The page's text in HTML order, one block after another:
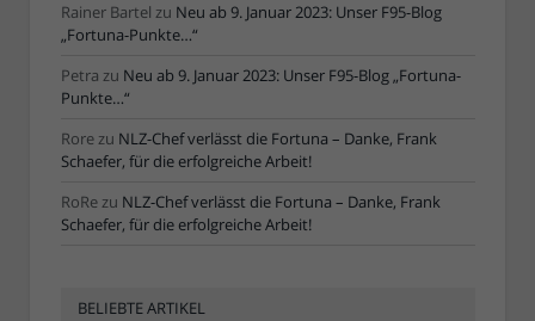
Rainer Bartel zu Neu ab 9. Januar 2023: Unser F95-Blog
„Fortuna-Punkte…“
Petra zu Neu ab 9. Januar 2023: Unser F95-Blog „Fortuna-
Punkte…“
Rorezu NLZ-Chef verlässt die Fortuna – Danke, Frank
Schaefer, für die erfolgreiche Arbeit!
RoRezu NLZ-Chef verlässt die Fortuna – Danke, Frank
Schaefer, für die erfolgreiche Arbeit!
BELIEBTE ARTIKEL